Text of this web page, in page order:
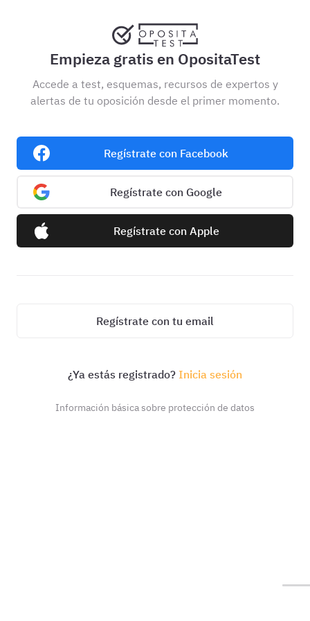
Empieza gratis en OpositaTest
Accede a test, esquemas, recursos de expertos y
alertas de tu oposición desde el primer momento.
Regístrate con Facebook
Regístrate con Google
Regístrate con Apple
Regístrate con tu email
¿Ya estás registrado? Inicia sesión
Información básica sobre protección de datos